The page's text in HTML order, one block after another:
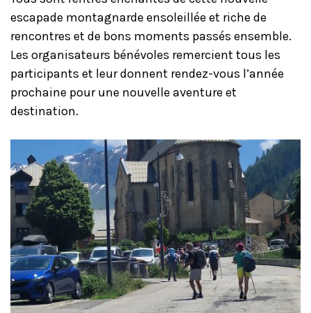
escapade montagnarde ensoleillée et riche de
rencontres et de bons moments passés ensemble.
Les organisateurs bénévoles remercient tous les
participants et leur donnent rendez-vous l’année
prochaine pour une nouvelle aventure et
destination.